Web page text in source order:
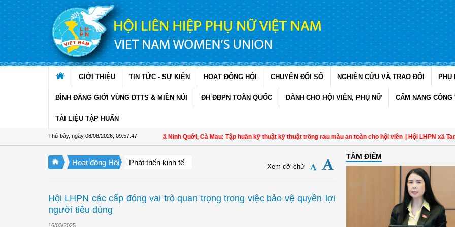
Truy cập nội dung luôn
GIỚI THIỆU TIN TỨC - SỰ KIỆN HOẠT ĐỘNG HỘI CHUYỂN ĐỔI SỐ NGHIÊN CỨU VÀ TRAO ĐỔI PHỤ
BÌNH ĐẲNG GIỚI VÙNG DTTS & MIỀN NÚI ĐH ĐBPN TOÀN QUỐC DÀNH CHO HỘI VIÊN, PHỤ NỮ CẨM NANG CÔNG
TÀI LIỆU TẬP HUẤN
Thứ bảy, ngày 08/08/2026 09:57:48
Hội LHPN xã Ninh Quới, Cà Mau: Tập huấn kỹ thuật kỹ thuật trồng rau màu an toàn cho hội viên | Hội LHPN xã Tam
Hoạt động Hội Phát triển kinh tế Xem cỡ chữ
Hội LHPN các cấp đóng vai trò quan trọng trong việc bảo vệ quyền lợi
người tiêu dùng
16/03/2025
TÂM ĐIỂM